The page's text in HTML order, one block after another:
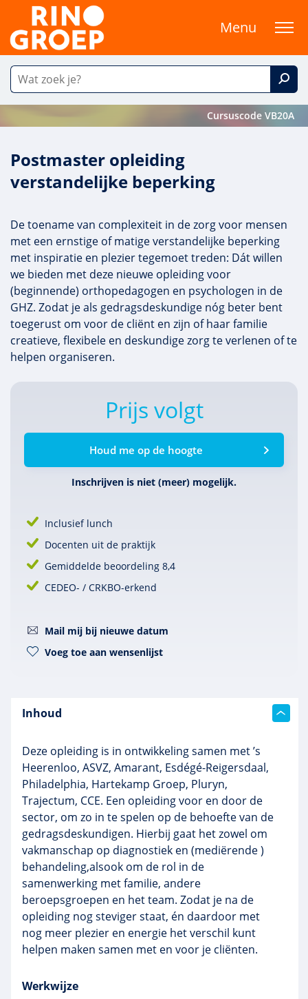
Menu
Cursuscode VB20A
Postmaster opleiding
verstandelijke beperking
De toename van complexiteit in de zorg voor mensen
met een ernstige of matige verstandelijke beperking
met inspiratie en plezier tegemoet treden: Dát willen
we bieden met deze nieuwe opleiding voor
(beginnende) orthopedagogen en psychologen in de
GHZ. Zodat je als gedragsdeskundige nóg beter bent
toegerust om voor de cliënt en zijn of haar familie
creatieve, flexibele en deskundige zorg te verlenen of te
helpen organiseren.
Prijs volgt
Houd me op de hoogte
Inschrijven is niet (meer) mogelijk.
Inclusief lunch
Docenten uit de praktijk
Gemiddelde beoordeling 8,4
CEDEO- / CRKBO-erkend
Mail mij bij nieuwe datum
Voeg toe aan wensenlijst
Inhoud
Deze opleiding is in ontwikkeling samen met ’s
Heerenloo, ASVZ, Amarant, Esdégé-Reigersdaal,
Philadelphia, Hartekamp Groep, Pluryn,
Trajectum, CCE. Een opleiding voor en door de
sector, om zo in te spelen op de behoefte van de
gedragsdeskundigen. Hierbij gaat het zowel om
vakmanschap op diagnostiek en (mediërende )
behandeling,alsook om de rol in de
samenwerking met familie, andere
beroepsgroepen en het team. Zodat je na de
opleiding nog steviger staat, én daardoor met
nog meer plezier en energie het verschil kunt
helpen maken samen met en voor je cliënten.
Werkwijze